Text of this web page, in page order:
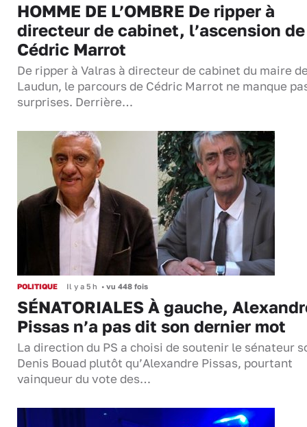
HOMME DE L’OMBRE De ripper à
directeur de cabinet, l’ascension de
Cédric Marrot
De ripper à Valras à directeur de cabinet du maire
Laudun, le parcours de Cédric Marrot ne manque
surprises. Derrière…
POLITIQUE Il y a 5 h • vu 448 fois
SÉNATORIALES À gauche,
Pissas n’a pas dit son dernier mot
La direction du PS a choisi de soutenir le sénateur
Denis Bouad plutôt qu’Alexandre Pissas, pourtant
vainqueur du vote des…